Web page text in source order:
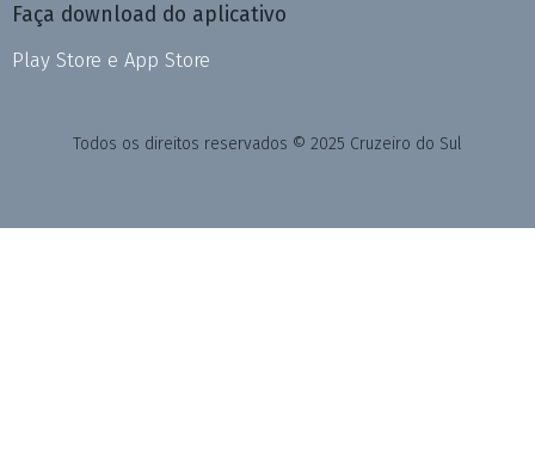
Faça download do aplicativo
Play Store e App Store
Todos os direitos reservados © 2025 Cruzeiro do Sul